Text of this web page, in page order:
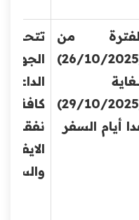
من
(26/10/2025)
(29/10/2025)
أيام السفر
تتحمل
الجهة
الداعية
كافة
نفقات
الايفاد